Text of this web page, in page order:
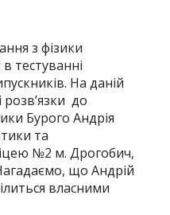
з фізики
тестуванні
На даній
розв’язки до
Бурого Андрія
та
№2 м. Дрогобич,
що Андрій
власними